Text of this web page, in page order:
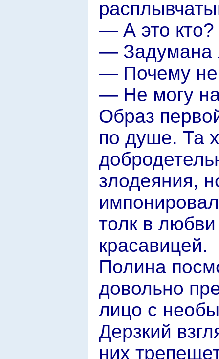
— А это кто?
— Задумана
— Почему
— Не могу
Образ
по душе. Та
злодеяния,
толк в
красавицей.
Полина
довольно
лицо с
Дерзкий
них